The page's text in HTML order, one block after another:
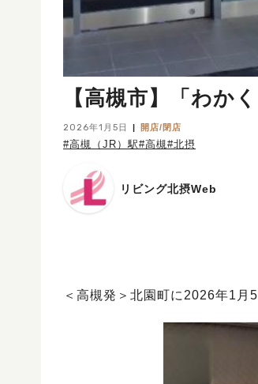
【高槻市】「わか
2026年1月5日 開店/閉店
#高槻（JR）駅#高槻#北摂
リビング北摂Web
＜高槻発＞北園町に2026年1